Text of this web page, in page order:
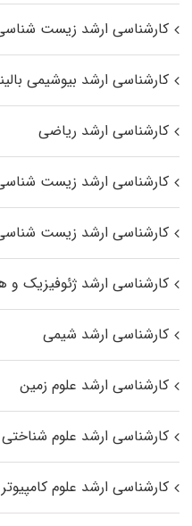
کارشناسی ارشد زیست
کارشناسی ارشد بیوشیمی
کارشناسی ارشد ریاضی
کارشناسی ارشد زیست‌
کارشناسی ارشد زیست‌
کارشناسی ارشد ژئوفیزیک و
کارشناسی ارشد شیمی
کارشناسی ارشد علوم زمین
کارشناسی ارشد علوم شناختی
کارشناسی ارشد علوم کامپیوتر